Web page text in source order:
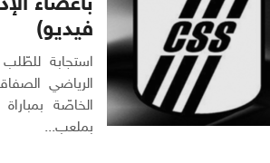
فيديو)
استجابة
الخاصّة
بملعب...